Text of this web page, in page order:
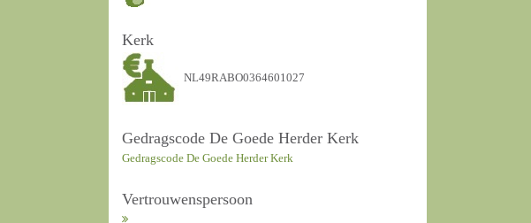
Kerk
NL49RABO0364601027
Gedragscode De Goede Herder Kerk
Gedragscode De Goede Herder Kerk
Vertrouwenspersoon